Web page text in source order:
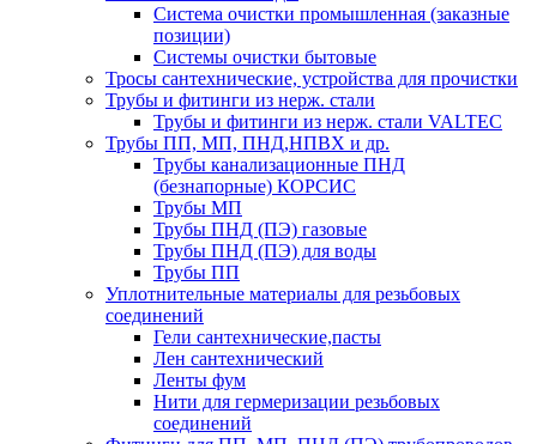
Система очистки промышленная (заказные
позиции)
Системы очистки бытовые
Тросы сантехнические, устройства для прочистки
Трубы и фитинги из нерж. стали
Трубы и фитинги из нерж. стали VALTEC
Трубы ПП, МП, ПНД,НПВХ и др.
Трубы канализационные ПНД
(безнапорные) КОРСИС
Трубы МП
Трубы ПНД (ПЭ) газовые
Трубы ПНД (ПЭ) для воды
Трубы ПП
Уплотнительные материалы для резьбовых
соединений
Гели сантехнические,пасты
Лен сантехнический
Ленты фум
Нити для гермеризации резьбовых
соединений